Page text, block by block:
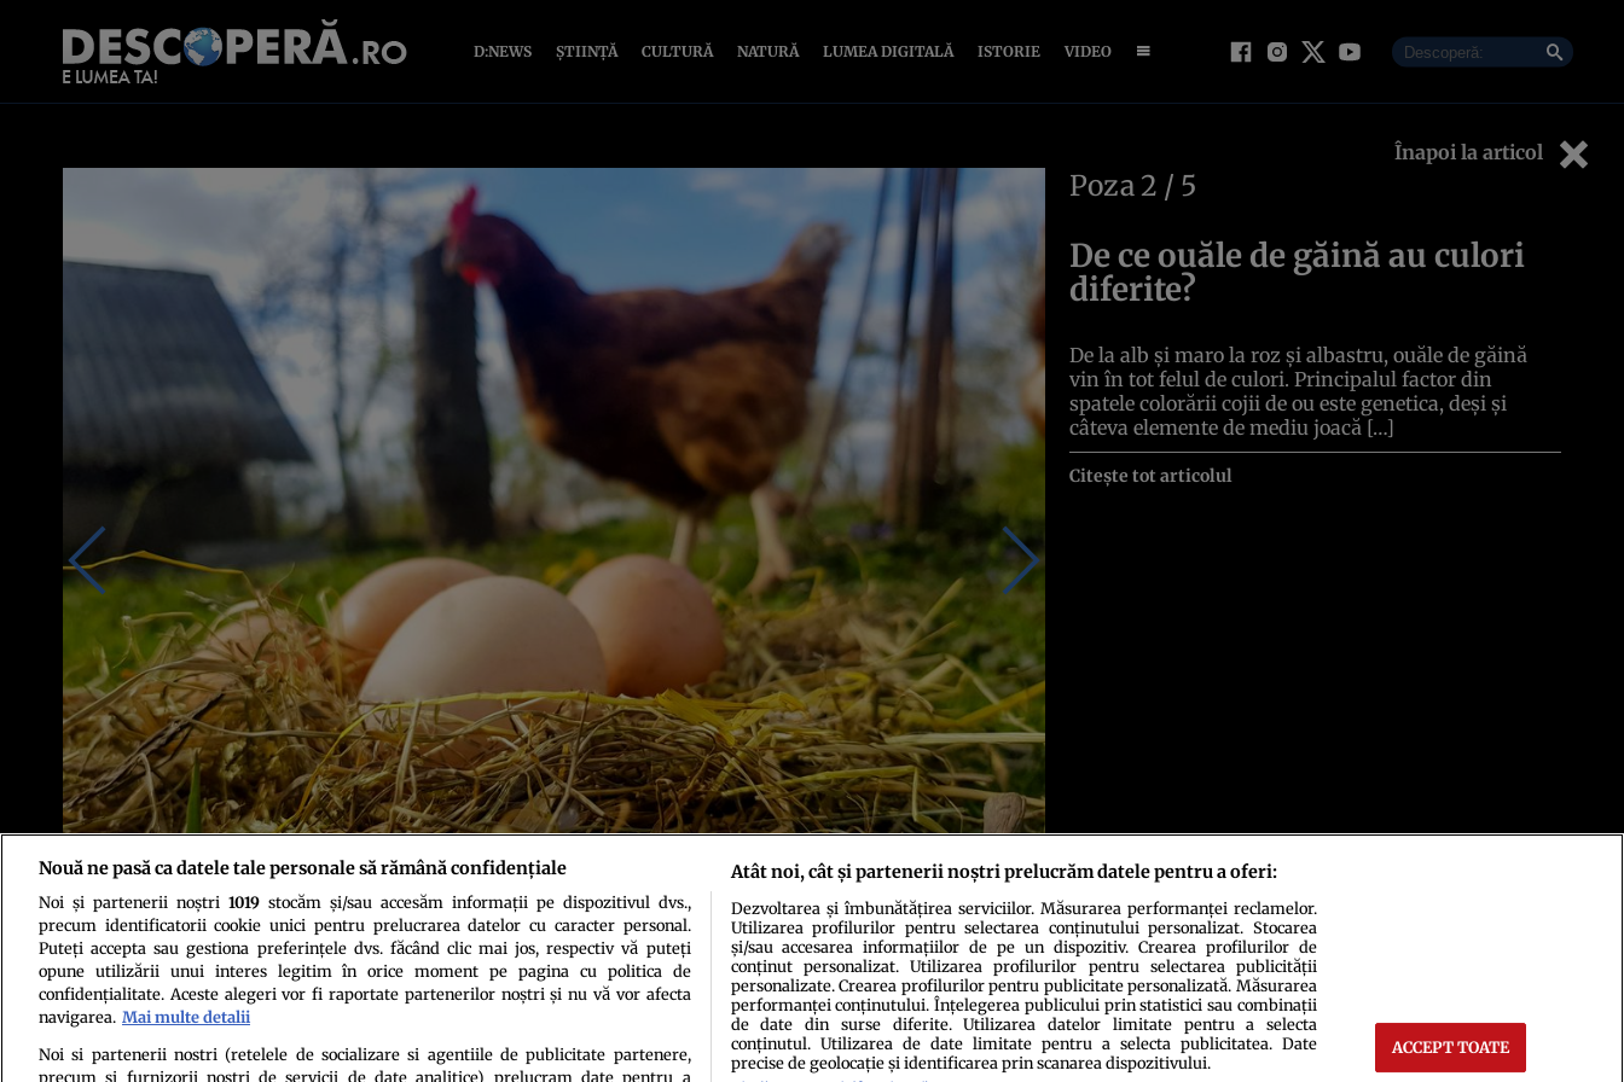
D:NEWS ȘTIINȚĂ CULTURĂ NATURĂ LUMEA DIGITALĂ ISTORIE VIDEO
Înapoi la articol
Sursa foto: Shutterstock
Poza2 / 5
De ce ouăle de găină au culori
diferite?
De la alb și maro la roz și albastru, ouăle de găină
vin în tot felul de culori. Principalul factor din
spatele colorării cojii de ou este genetica, deși și
câteva elemente de mediu joacă […]
Citește tot articolul
Nouă ne pasă ca datele tale personale să rămână confidențiale
Noi și partenerii noștri 1019stocăm și/sau accesăm informații pe dispozitivul dvs.,
precum identificatorii cookie unici pentru prelucrarea datelor cu caracter personal.
Puteți accepta sau gestiona preferințele dvs. făcând clic mai jos, respectiv vă puteți
opune utilizării unui interes legitim în orice moment pe pagina cu politica de
confidențialitate. Aceste alegeri vor fi raportate partenerilor noștri și nu vă vor afecta
navigarea. Mai multe detalii
Noi si partenerii nostri (retelele de socializare si agentiile de publicitate partenere,
precum si furnizorii nostri de servicii de date analitice) prelucram date pentru a
Atât noi, cât și partenerii noștri prelucrăm datele pentru a oferi:
Dezvoltarea și îmbunătățirea serviciilor. Măsurarea performanței reclamelor.
Utilizarea profilurilor pentru selectarea conținutului personalizat. Stocarea
și/sau accesarea informațiilor de pe un dispozitiv. Crearea profilurilor de
conținut personalizat. Utilizarea profilurilor pentru selectarea publicității
personalizate. Crearea profilurilor pentru publicitate personalizată. Măsurarea
performanței conținutului. Înțelegerea publicului prin statistici sau combinații
de date din surse diferite. Utilizarea datelor limitate pentru a selecta
conținutul. Utilizarea de date limitate pentru a selecta publicitatea. Date
precise de geolocație și identificarea prin scanarea dispozitivului.
ACCEPT TOATE